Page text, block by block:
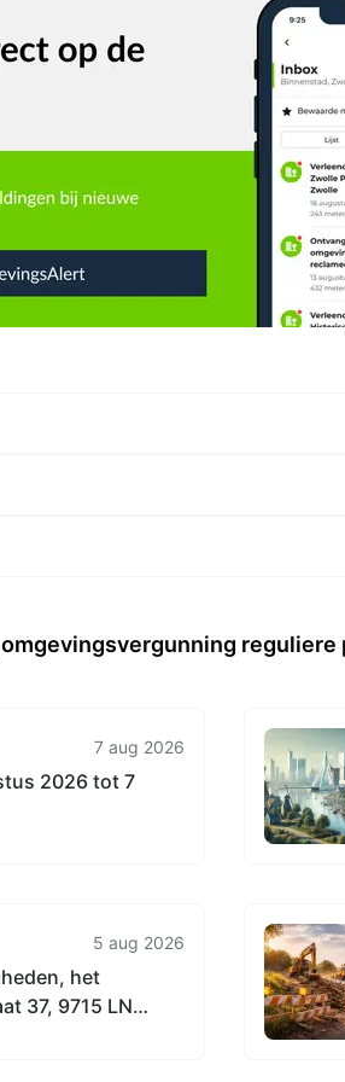
7 aug 2026
2026 tot 7
5 aug 2026
het
37, 9715 LN